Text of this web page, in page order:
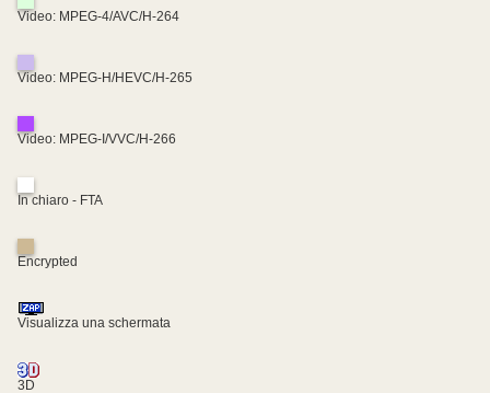
Video: MPEG-4/AVC/H-264
Video: MPEG-H/HEVC/H-265
Video: MPEG-I/VVC/H-266
In chiaro - FTA
Encrypted
Visualizza una schermata
3D